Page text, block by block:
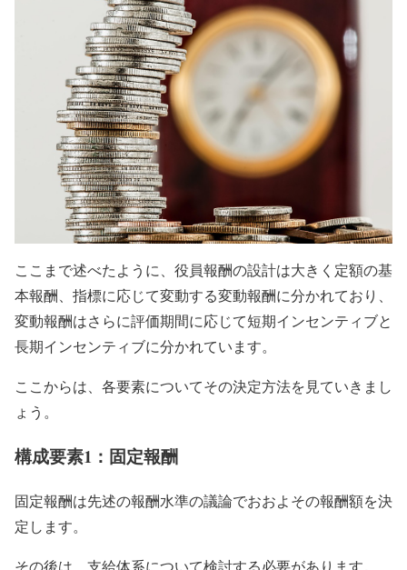
ここまで述べたように、役員報酬の設計は大きく定額の基
本報酬、指標に応じて変動する変動報酬に分かれており、
変動報酬はさらに評価期間に応じて短期インセンティブと
長期インセンティブに分かれています。
ここからは、各要素についてその決定方法を見ていきまし
ょう。
構成要素1：固定報酬
固定報酬は先述の報酬水準の議論でおおよその報酬額を決
定します。
その後は、支給体系について検討する必要があります。